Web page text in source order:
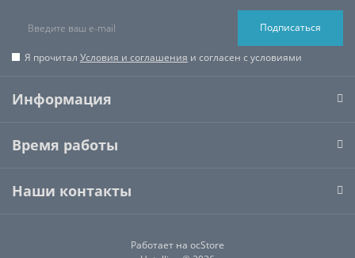
Подписаться
Я прочитал Условия и соглашения и согласен с условиями
Информация
Время работы
Наши контакты
Работает на ocStore